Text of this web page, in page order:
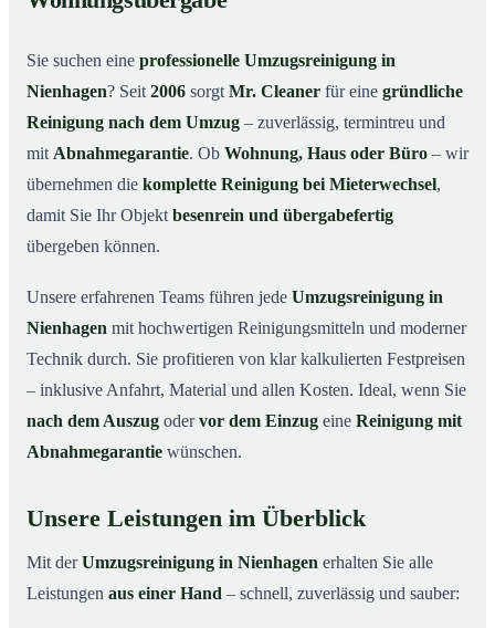
04So funktioniert’s
Typische Anlässe für eine Umzugsreinigung
07Jetzt Angebot anfordern
08So läuft eine Umzugsreinigung in Nienhagen
Sie suchen eine professionelle Umzugsreinigung in
Nienhagen? Seit 2006 sorgt Mr. Cleaner für eine gründliche
Reinigung nach dem Umzug – zuverlässig, termintreu und
mit Abnahmegarantie. Ob Wohnung, Haus oder Büro – wir
übernehmen die komplette Reinigung bei Mieterwechsel,
damit Sie Ihr Objekt besenrein und übergabefertig
übergeben können.
Unsere erfahrenen Teams führen jede Umzugsreinigung in
Nienhagen mit hochwertigen Reinigungsmitteln und moderner
Technik durch. Sie profitieren von klar kalkulierten Festpreisen
– inklusive Anfahrt, Material und allen Kosten. Ideal, wenn Sie
nach dem Auszug odervor dem Einzug eine Reinigung mit
Abnahmegarantie wünschen.
Unsere Leistungen im Überblick
Mit derUmzugsreinigung in Nienhagen erhalten Sie alle
Leistungen aus einer Hand – schnell, zuverlässig und sauber: